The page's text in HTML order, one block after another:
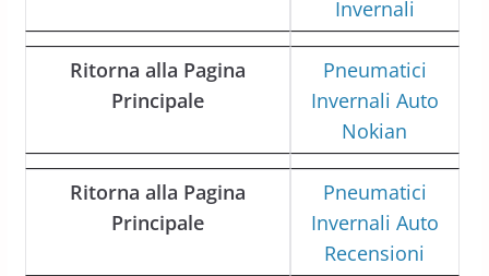
Invernali
Ritorna alla Pagina
Principale
Pneumatici
Invernali Auto
Nokian
Ritorna alla Pagina
Principale
Pneumatici
Invernali Auto
Recensioni